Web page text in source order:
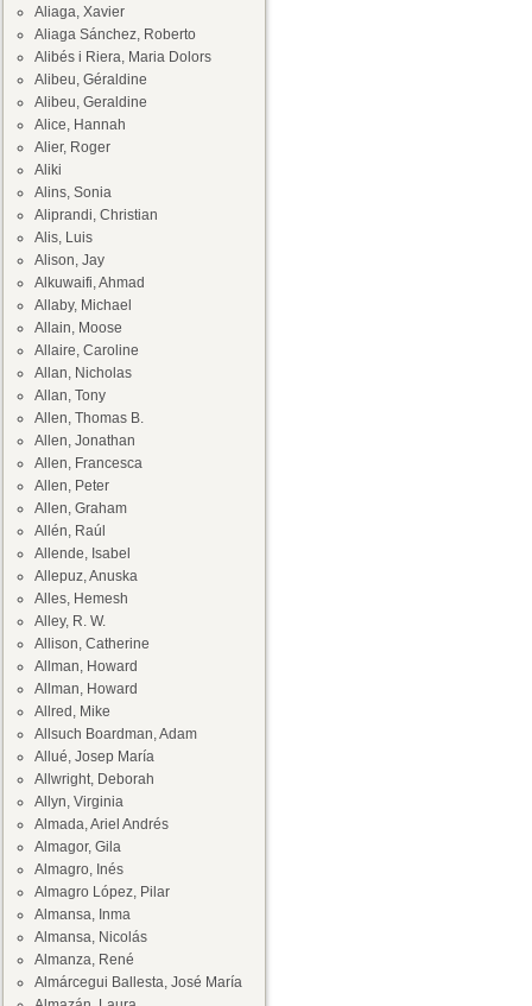
Aliaga, Xavier
Aliaga Sánchez, Roberto
Alibés i Riera, Maria Dolors
Alibeu, Géraldine
Alibeu, Geraldine
Alice, Hannah
Alier, Roger
Aliki
Alins, Sonia
Aliprandi, Christian
Alis, Luis
Alison, Jay
Alkuwaifi, Ahmad
Allaby, Michael
Allain, Moose
Allaire, Caroline
Allan, Nicholas
Allan, Tony
Allen, Thomas B.
Allen, Jonathan
Allen, Francesca
Allen, Peter
Allen, Graham
Allén, Raúl
Allende, Isabel
Allepuz, Anuska
Alles, Hemesh
Alley, R. W.
Allison, Catherine
Allman, Howard
Allman, Howard
Allred, Mike
Allsuch Boardman, Adam
Allué, Josep María
Allwright, Deborah
Allyn, Virginia
Almada, Ariel Andrés
Almagor, Gila
Almagro, Inés
Almagro López, Pilar
Almansa, Inma
Almansa, Nicolás
Almanza, René
Almárcegui Ballesta, José María